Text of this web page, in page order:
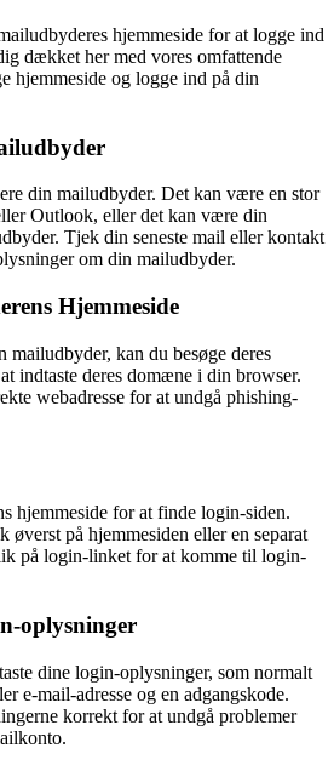
hjemmeside for at logge ind
dækket her med vores omfattende
hjemmeside og logge ind på din
din mailudbyder. Det kan være en stor
Outlook, eller det kan være din
Tjek din seneste mail eller kontakt
om din mailudbyder.
Hjemmeside
kan du besøge deres
indtaste deres domæne i din browser.
webadresse for at undgå phishing-
hjemmeside for at finde login-siden.
på hjemmesiden eller en separat
på login-linket for at komme til login-
oplysninger
dine login-oplysninger, som normalt
e-mail-adresse og en adgangskode.
korrekt for at undgå problemer